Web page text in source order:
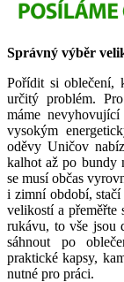
Správný výběr
Pořídit si oblečení,
určitý problém.
máme
vysokým
oděvy Uničov
kalhot až po bundy
se musí občas
i zimní období,
velikostí a přeměřte
rukávu, to vše jsou
sáhnout po
praktické kapsy,
nutné pro práci.